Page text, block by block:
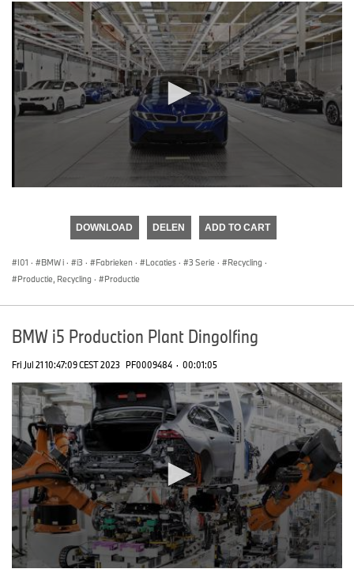
DOWNLOAD DELEN ADD TO CART
I01 · BMW i · i3 · Fabrieken · Locaties · 3 Serie · Recycling ·
Productie, Recycling · Productie
BMW i5 Production Plant Dingolfing
Fri Jul 21 10:47:09 CEST 2023 PF0009484 · 00:01:05